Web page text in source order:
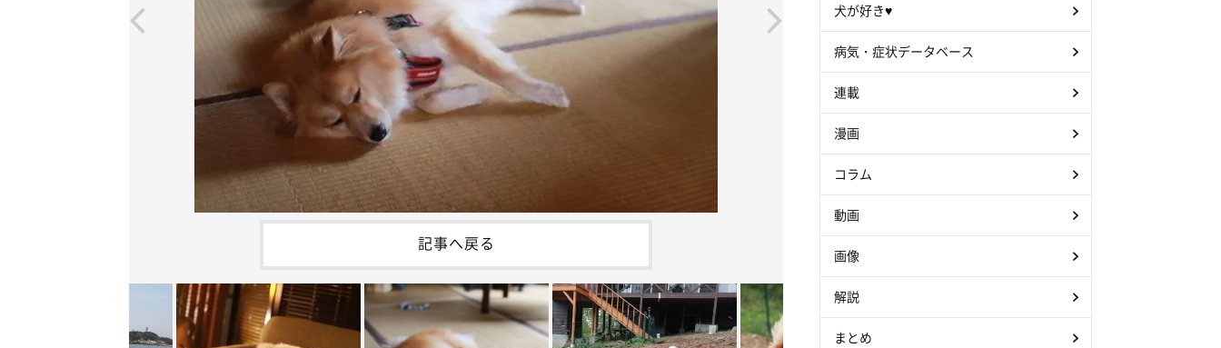
記事へ戻る
犬が好き♥
病気・症状データベース
連載
漫画
コラム
動画
画像
解説
まとめ